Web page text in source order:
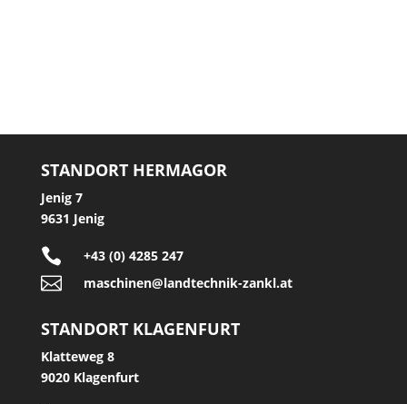
STANDORT HERMAGOR
Jenig 7
9631 Jenig
 +43 (0) 4285 247
 maschinen@landtechnik-zankl.at
STANDORT KLAGENFURT
Klatteweg 8
9020 Klagenfurt